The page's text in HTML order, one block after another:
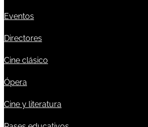
Eventos
Directores
Cine clásico
Ópera
Cine y literatura